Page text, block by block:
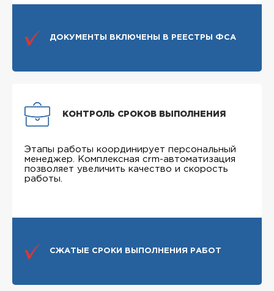
ДОКУМЕНТЫ ВКЛЮЧЕНЫ В РЕЕСТРЫ ФСА
КОНТРОЛЬ СРОКОВ ВЫПОЛНЕНИЯ
Этапы работы координирует персональный
менеджер. Комплексная crm-автоматизация
позволяет увеличить качество и скорость
работы.
СЖАТЫЕ СРОКИ ВЫПОЛНЕНИЯ РАБОТ